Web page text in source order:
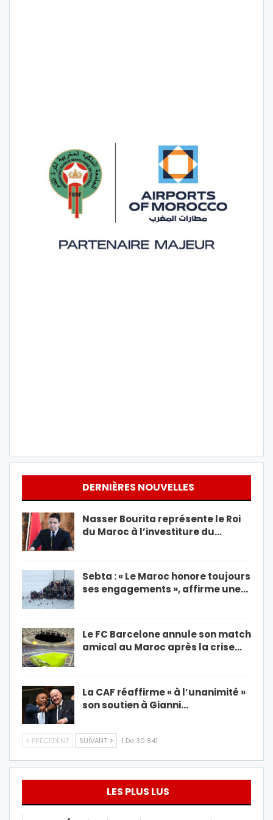
DERNIÈRES NOUVELLES
Nasser Bourita représente le Roi
du Maroc à l’investiture du…
Sebta : « Le Maroc honore toujours
ses engagements », affirme une…
Le FC Barcelone annule son match
amical au Maroc après la crise…
La CAF réaffirme « à l’unanimité »
son soutien à Gianni…
PRÉCÉDENT SUIVANT 1 De 30 841
LES PLUS LUS